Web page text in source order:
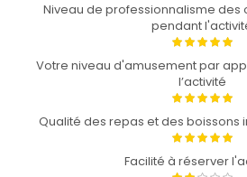
Niveau de professionnalisme
pendant
Votre niveau d'amusement par
l’activité
Qualité des repas et des boissons
Facilité à réserver